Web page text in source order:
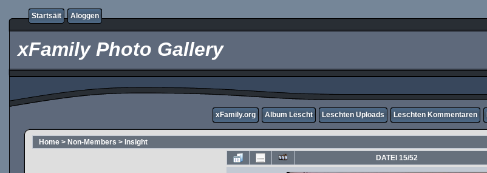
Startsäit Aloggen
xFamily Photo Gallery
xFamily.org Album Lëscht Leschten Uploads Leschten Kommentaren
Home > Non-Members > Insight
DATEI 15/52